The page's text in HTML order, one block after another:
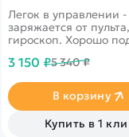
Легок в управлении -
заряжается от пульта,
гироскоп. Хорошо
3 150 ₽5 340 ₽
В корзину
Купить в 1